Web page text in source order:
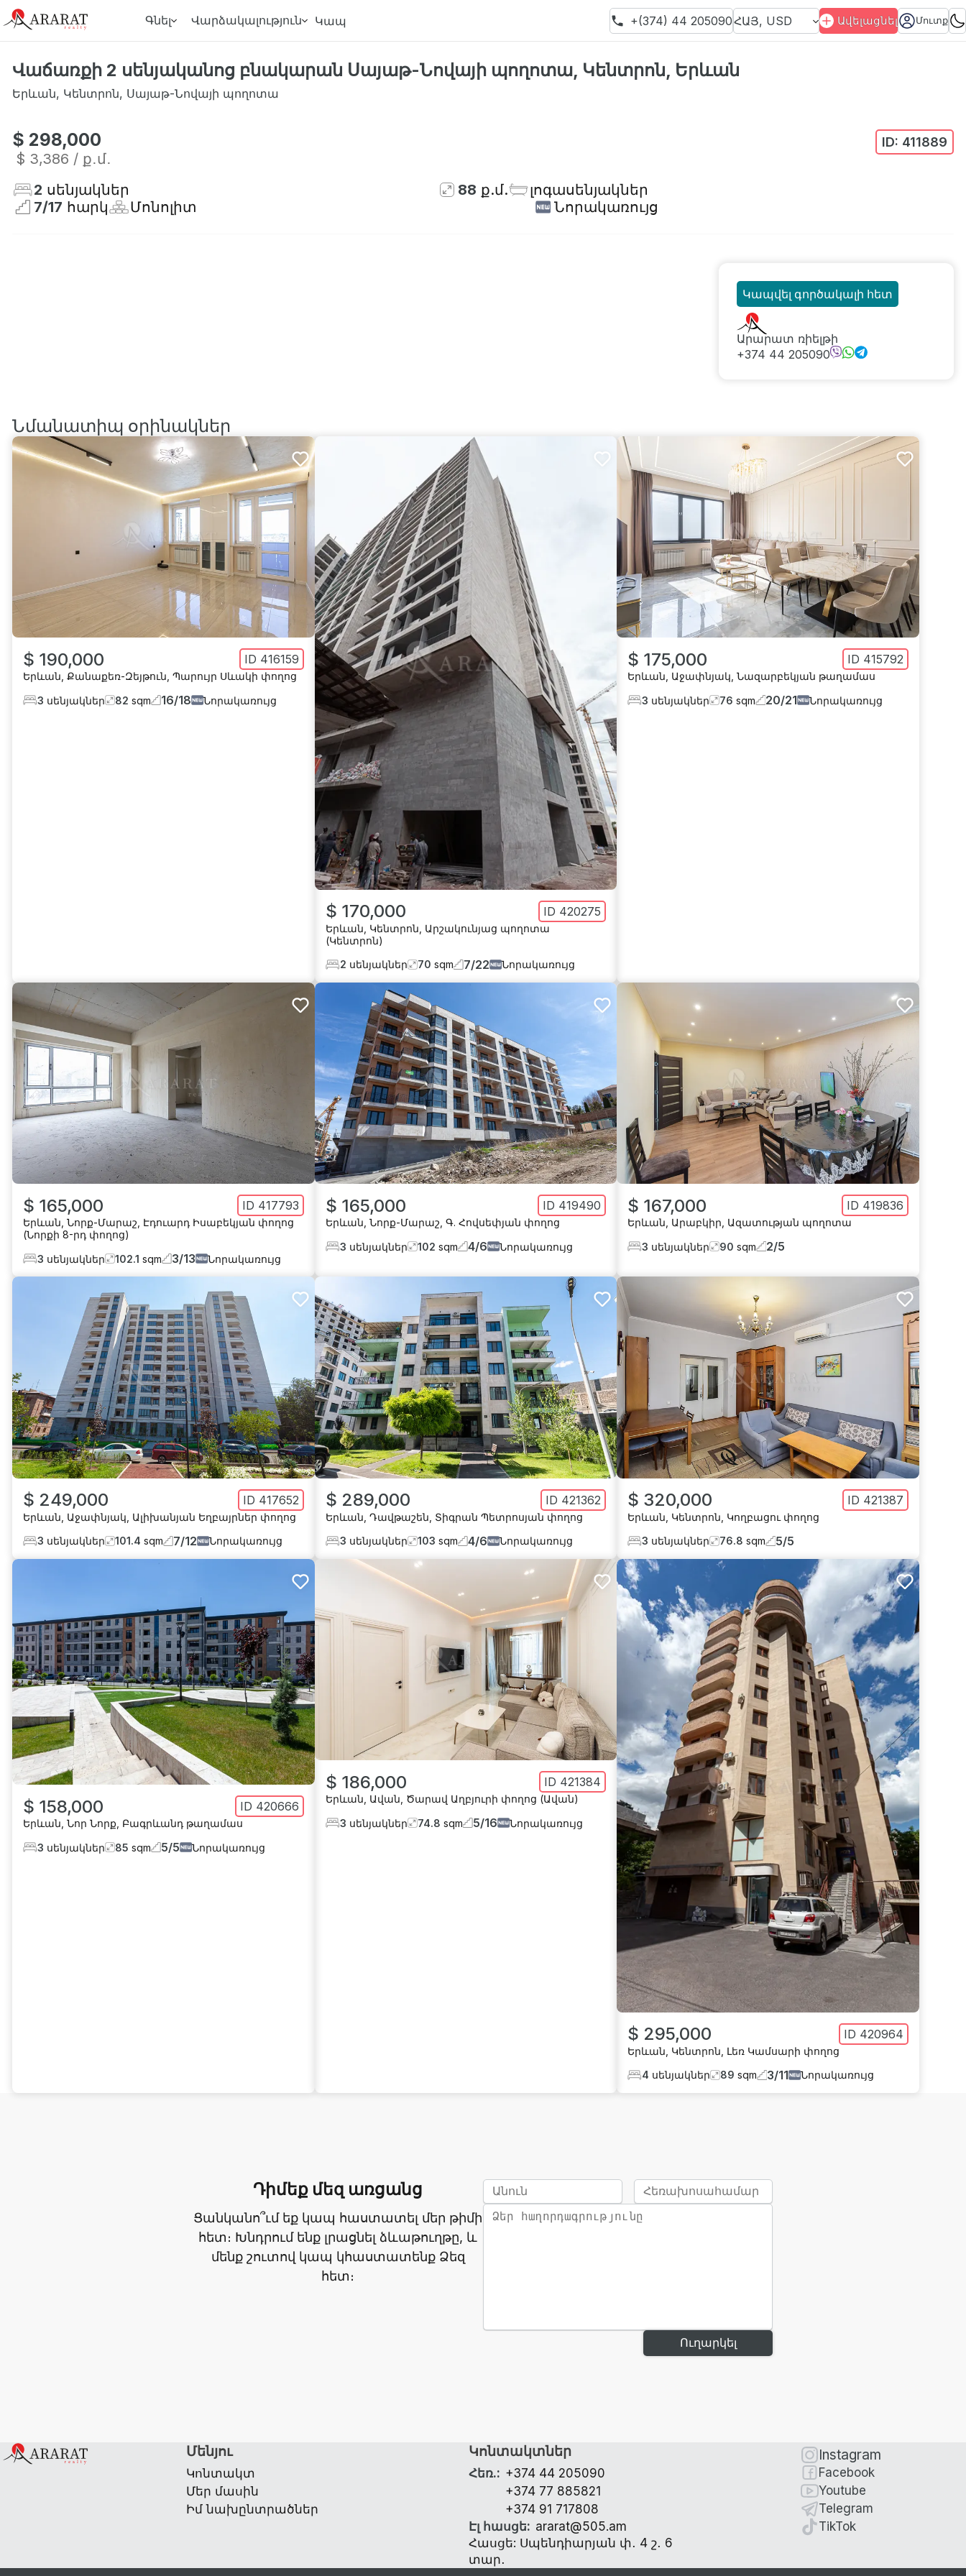
Գնել Վարձակալություն Կապ +(374) 44 205090ՀԱՅ, USD Ավելացնել Մուտք
Վաճառքի 2 սենյականոց բնակարան Սայաթ-Նովայի պողոտա, Կենտրոն, Երևան
Երևան, Կենտրոն, Սայաթ-Նովայի պողոտա
$ 298,000
$ 3,386 / ք․մ․
ID: 411889
2 սենյակներ 88 ք.մ.
լոգասենյակներ
7/17 հարկ Մոնոլիտ Նորակառույց
Կապվել գործակալի հետ
Արարատ ռիելթի
+374 44 205090
Նմանատիպ օրինակներ
$ 190,000 ID 416159
Երևան, Քանաքեռ-Զեյթուն, Պարույր Սևակի փողոց
3 սենյակներ 82 sqm 16/18 Նորակառույց
$ 170,000 ID 420275
Երևան Կենտրոն Արշակունյաց պողոտա
(Կենտրոն)
2 սենյակներ 70 sqm 7/22 Նորակառույց
$ 175,000 ID 415792
Երևան, Աջափնյակ, Նազարբեկյան թաղամաս
3 սենյակներ 76 sqm 20/21 Նորակառույց
$ 165,000 ID 417793
Երևան Նորք-Մարաշ Էդուարդ Իսաբեկյան փողոց
(Նորքի 8-րդ փողոց)
3 սենյակներ 102.1 sqm 3/13 Նորակառույց
$ 165,000 ID 419490
Երևան Նորք-Մարաշ Գ. Հովսեփյան փողոց
3 սենյակներ 102 sqm 4/6 Նորակառույց
$ 167,000 ID 419836
Երևան Արաբկիր Ազատության պողոտա
3 սենյակներ 90 sqm 2/5
$ 249,000 ID 417652
Երևան Աջափնյակ Ալիխանյան Եղբայրներ փողոց
3 սենյակներ 101.4 sqm 7/12 Նորակառույց
$ 289,000 ID 421362
Երևան Դավթաշեն Տիգրան Պետրոսյան փողոց
3 սենյակներ 103 sqm 4/6 Նորակառույց
$ 320,000 ID 421387
Երևան Կենտրոն Կողբացու փողոց
3 սենյակներ 76.8 sqm 5/5
$ 158,000 ID 420666
Երևան Նոր Նորք Բագրևանդ թաղամաս
3 սենյակներ 85 sqm 5/5 Նորակառույց
$ 186,000 ID 421384
Երևան Ավան Ծարավ Աղբյուրի փողոց (Ավան)
3 սենյակներ 74.8 sqm 5/16 Նորակառույց
$ 295,000 ID 420964
Երևան Կենտրոն Լեռ Կամսարի փողոց
4 սենյակներ 89 sqm 3/11 Նորակառույց
Դիմեք մեզ առցանց
Ցանկանո՞ւմ եք կապ հաստատել մեր թիմի
հետ։ Խնդրում ենք լրացնել ձևաթուղթը, և
մենք շուտով կապ կհաստատենք Ձեզ
հետ։
Ուղարկել
Մենյու
Կոնտակտ
Մեր մասին
Իմ նախընտրածներ
Կոնտակտներ
Հեռ.: +374 44 205090
+374 77 885821
+374 91 717808
Էլ հասցե: ararat@505.am
Հասցե: Սպենդիարյան փ․ 4 շ․ 6
տար․
Instagram
Facebook
Youtube
Telegram
TikTok